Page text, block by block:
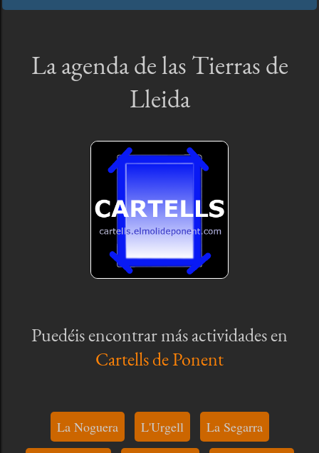
La agenda de las Tierras de
Lleida
Puedéis encontrar más actividades en
Cartells de Ponent
La Noguera L'Urgell La Segarra